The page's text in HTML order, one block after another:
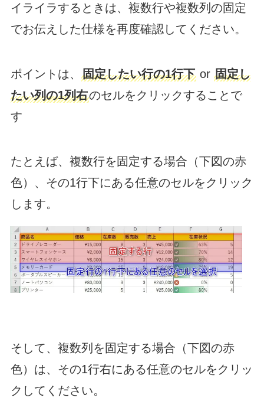
イライラするときは、複数行や複数列の固定
でお伝えした仕様を再度確認してください。
ポイントは、 固定したい行の1行下or 固定し
たい列の1列右のセルをクリックすることで
す
たとえば、複数行を固定する場合（下図の赤
色）、その1行下にある任意のセルをクリック
します。
そして、複数列を固定する場合（下図の赤
色）は、その1行右にある任意のセルをクリッ
クしてください。